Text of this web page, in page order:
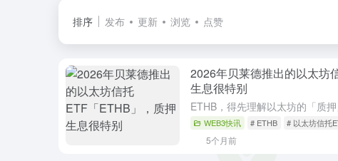
排序 发布 更新 浏览 点赞
2026年贝莱德推出的以太坊
生息很特别
WEB3快讯 # ETHB # 以太坊信托
5个月前